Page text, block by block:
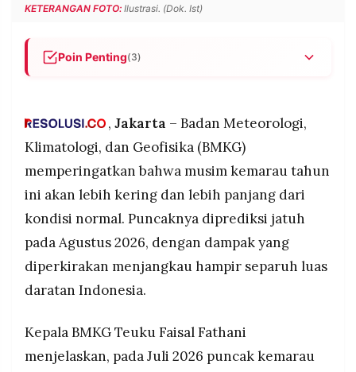
PENGADUAN TERM
PT.
RESOLUSI
MEDIA
PRAMUDITA
©
KETERANGAN FOTO: Ilustrasi. (Dok. Ist)
Poin Penting(3)
Musim atau hampir 49% luas daratan, dengan
Jawa, Bali, Nusa Tenggara, Kalimantan, Sulawesi,
hingga Papua.
Fenomena El Nino diprediksi bertahan hingga
awal 2027 dengan peluang intensitas moderat
98% dan kategori kuat 62%, memperpanjang
ancaman kekeringan yang lebih parah dari
normal.
BMKG merekomendasikan penyesuaian jadwal
penjagaan kapasitas PLTA, serta kewaspadaan
, Jakarta – Badan Meteorologi,
Klimatologi, dan Geofisika (BMKG)
memperingatkan bahwa musim kemarau tahun
ini akan lebih kering dan lebih panjang dari
kondisi normal. Puncaknya diprediksi jatuh
pada Agustus 2026, dengan dampak yang
diperkirakan menjangkau hampir separuh luas
daratan Indonesia.
Kepala BMKG Teuku Faisal Fathani
menjelaskan, pada Juli 2026 puncak kemarau